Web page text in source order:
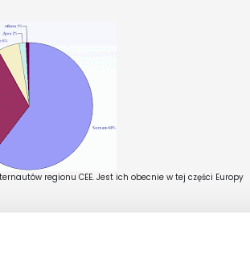
regionu CEE. Jest ich obecnie w tej części Europy